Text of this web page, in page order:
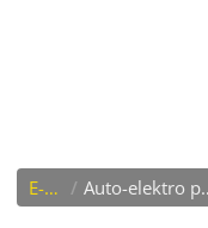
E-shop / Auto-